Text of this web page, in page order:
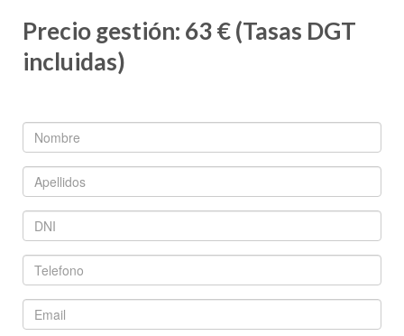
Precio gestión: 63 € (Tasas DGT
incluidas)